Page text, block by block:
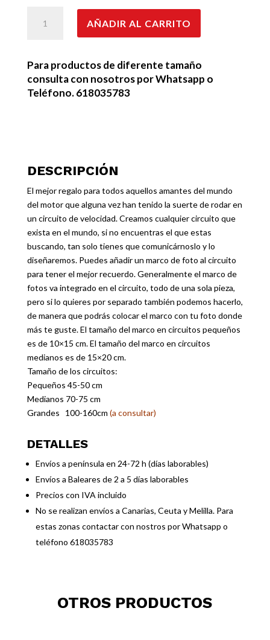
Navarra
cantidad
AÑADIR AL CARRITO
Para productos de diferente tamaño
consulta con nosotros por Whatsapp o
Teléfono. 618035783
DESCRIPCIÓN
El mejor regalo para todos aquellos amantes del mundo
del motor que alguna vez han tenido la suerte de rodar en
un circuito de velocidad. Creamos cualquier circuito que
exista en el mundo, si no encuentras el que estas
buscando, tan solo tienes que comunicárnoslo y lo
diseñaremos. Puedes añadir un marco de foto al circuito
para tener el mejor recuerdo. Generalmente el marco de
fotos va integrado en el circuito, todo de una sola pieza,
pero si lo quieres por separado también podemos hacerlo,
de manera que podrás colocar el marco con tu foto donde
más te guste. El tamaño del marco en circuitos pequeños
es de 10×15 cm. El tamaño del marco en circuitos
medianos es de 15×20 cm.
Tamaño de los circuitos:
Pequeños 45-50 cm
Medianos 70-75 cm
Grandes 100-160cm (a consultar)
DETALLES
Envíos a península en 24-72 h (días laborables)
Envíos a Baleares de 2 a 5 días laborables
Precios con IVA incluido
No se realizan envíos a Canarias, Ceuta y Melilla. Para
estas zonas contactar con nostros por Whatsapp o
teléfono 618035783
OTROS PRODUCTOS